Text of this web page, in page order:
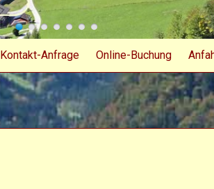
Kontakt-Anfrage Online-Buchung